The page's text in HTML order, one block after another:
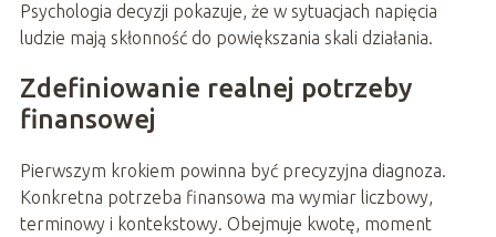
Psychologia decyzji pokazuje, że w sytuacjach napięcia
ludzie mają skłonność do powiększania skali działania.
Zdefiniowanie realnej potrzeby
finansowej
Pierwszym krokiem powinna być precyzyjna diagnoza.
Konkretna potrzeba finansowa ma wymiar liczbowy,
terminowy i kontekstowy. Obejmuje kwotę, moment